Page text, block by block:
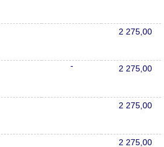
2 275,00
- 2 275,00
2 275,00
2 275,00